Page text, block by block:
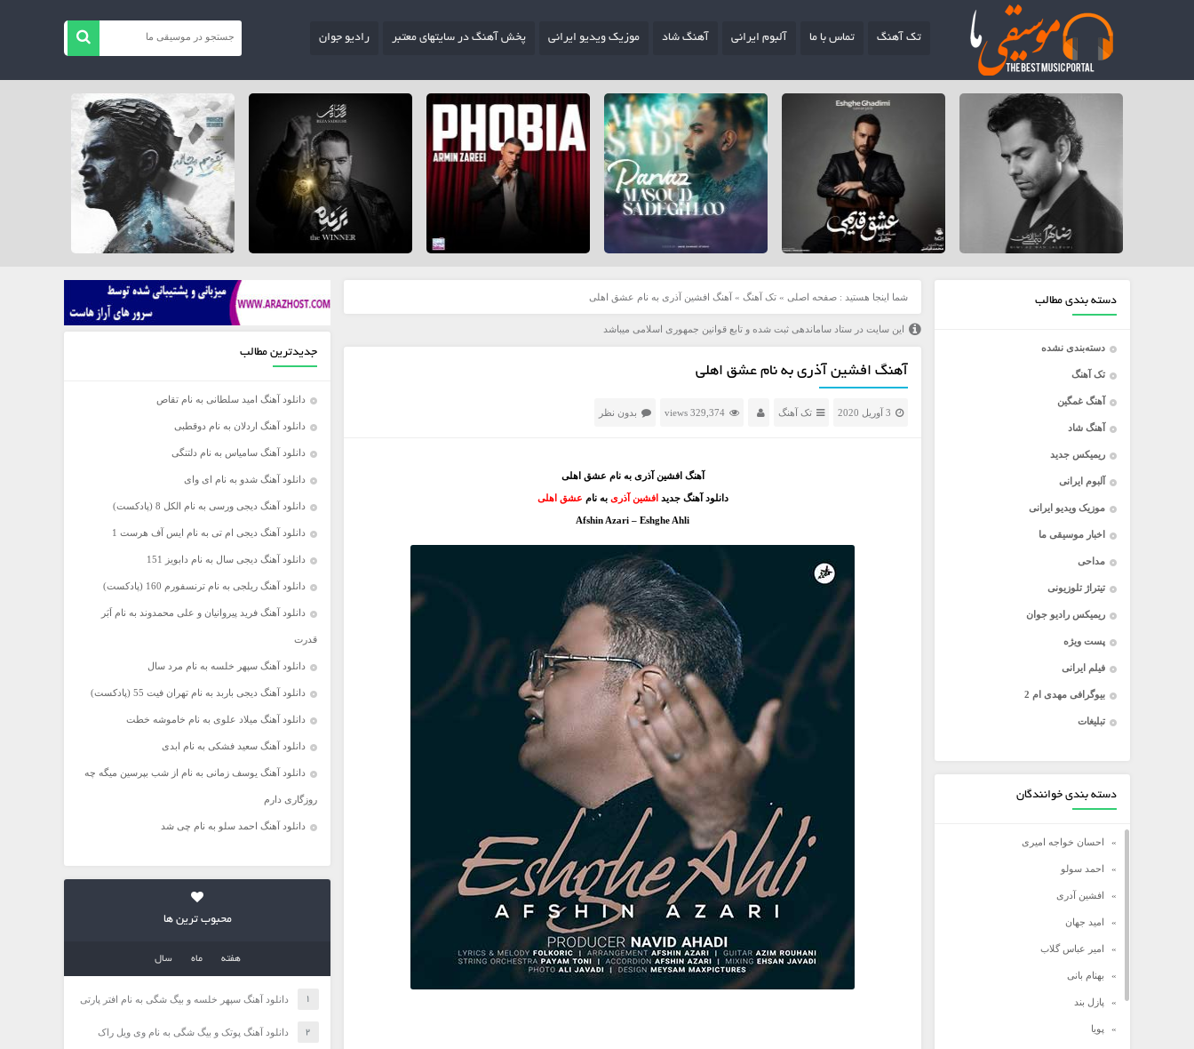
تک آهنگ تماس با ما آلبوم ایرانی آهنگ شاد موزیک ویدیو ایرانی پخش آهنگ در سایتهای معتبر رادیو جوان
دسته بندی مطالب
دسته‌بندی نشده
تک آهنگ
آهنگ غمگین
آهنگ شاد
ریمیکس جدید
آلبوم ایرانی
موزیک ویدیو ایرانی
اخبار موسیقی ما
مداحی
تیتراژ تلوزیونی
ریمیکس رادیو جوان
پست ویژه
فیلم ایرانی
بیوگرافی مهدی ام 2
تبلیغات
دسته بندی خوانندگان
احسان خواجه امیری
احمد سولو
افشین آدری
امید جهان
امیر عباس گلاب
بهنام بانی
پازل بند
پویا
شما اینجا هستید : صفحه اصلی » تک آهنگ » آهنگ افشین آذری به نام عشق اهلی
این سایت در ستاد ساماندهی ثبت شده و تابع قوانین جمهوری اسلامی میباشد
آهنگ افشین آذری به نام عشق اهلی
3 آوریل 2020 تک آهنگ 329,374 views بدون نظر
آهنگ افشین آذری به نام عشق اهلی
دانلود آهنگ جدیدافشین آذری به نام عشق اهلی
Afshin Azari – Eshghe Ahli
جدیدترین مطالب
دانلود آهنگ امید سلطانی به نام تقاص
دانلود آهنگ اردلان به نام دوقطبی
دانلود آهنگ سامیاس به نام دلتنگی
دانلود آهنگ شدو به نام ای وای
دانلود آهنگ دیجی ورسی به نام الکل 8 (پادکست)
دانلود آهنگ دیجی ام تی به نام ایس آف هرست 1
دانلود آهنگ دیجی سال به نام دابویز 151
دانلود آهنگ ریلجی به نام ترنسفورم 160 (پادکست)
دانلود آهنگ فرید پیروانیان و علی محمدوند به نام اَبَر
قدرت
دانلود آهنگ سپهر خلسه به نام مرد سال
دانلود آهنگ دیجی باربد به نام تهران فیت 55 (پادکست)
دانلود آهنگ میلاد علوی به نام خاموشه خطت
دانلود آهنگ سعید فشکی به نام ابدی
دانلود آهنگ یوسف زمانی به نام از شب بپرسین میگه چه
روزگاری دارم
دانلود آهنگ احمد سلو به نام چی شد
محبوب ترین ها
هفته ماه سال
دانلود آهنگ سپهر خلسه و بیگ شگی به نام افتر پارتی
دانلود آهنگ پوتک و بیگ شگی به نام وی ویل راک